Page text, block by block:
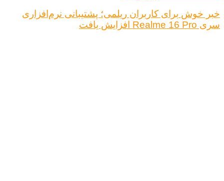
خبر خوش برای کاربران ریلمی؛ پشتیبانی نرم‌افزاری
سری Realme 16 Pro افزایش یافت